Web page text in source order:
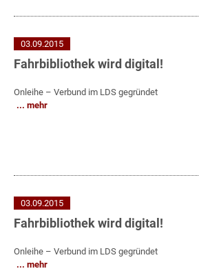
03.09.2015
Fahrbibliothek wird digital!
Onleihe – Verbund im LDS gegründet
mehr
03.09.2015
Fahrbibliothek wird digital!
Onleihe – Verbund im LDS gegründet
mehr